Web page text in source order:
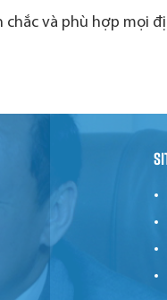
và phù hợp mọi